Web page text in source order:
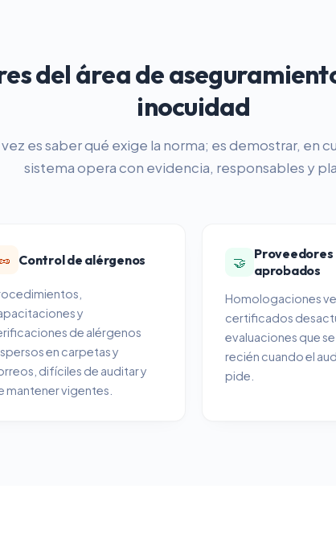
del área de
inocuidad
es saber qué exige la norma; es demostrar, en
sistema opera con evidencia, responsables y
Control de alérgenos
y
de alérgenos
en carpetas y
difíciles de auditar y
mantener vigentes.
🤝 Proveedores
aprobados
Homologaciones
certificados
evaluaciones que
recién cuando el
pide.